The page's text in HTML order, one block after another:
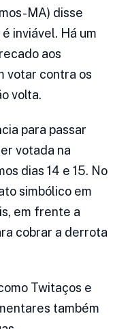
MA) disse
inviável. Há um
aos
votar contra os
volta.
para passar
votada na
dias 14 e 15. No
simbólico em
em frente a
cobrar a derrota
Twitaços e
também